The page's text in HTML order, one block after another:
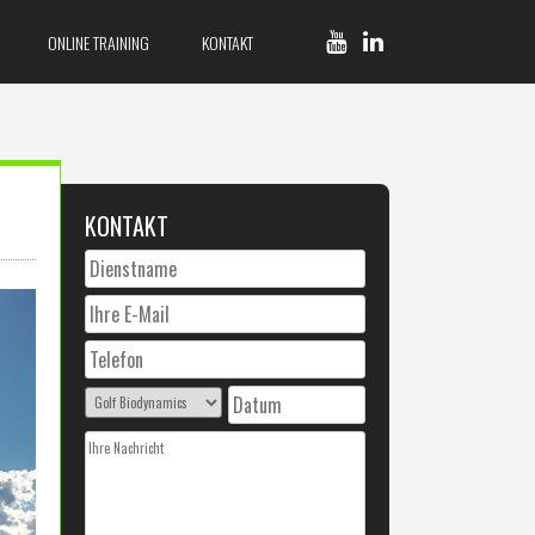
ONLINE TRAINING KONTAKT
KONTAKT